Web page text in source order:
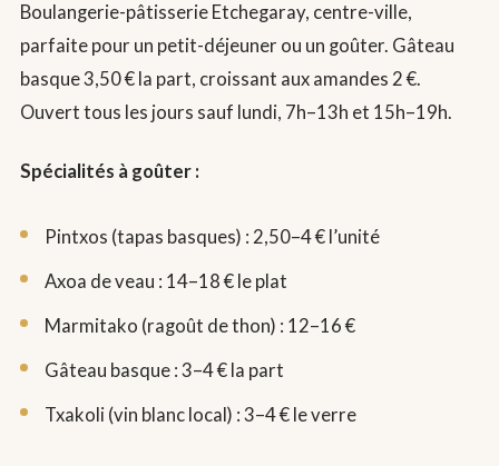
Boulangerie-pâtisserie Etchegaray, centre-ville,
parfaite pour un petit-déjeuner ou un goûter. Gâteau
basque 3,50 € la part, croissant aux amandes 2 €.
Ouvert tous les jours sauf lundi, 7h–13h et 15h–19h.
Spécialités à goûter :
Pintxos (tapas basques) : 2,50–4 € l’unité
Axoa de veau : 14–18 € le plat
Marmitako (ragoût de thon) : 12–16 €
Gâteau basque : 3–4 € la part
Txakoli (vin blanc local) : 3–4 € le verre